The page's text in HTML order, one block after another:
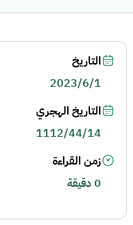
التاريخ
2023/6/1
التاريخ الهجري
1112/44/14
زمن القراءة
0 دقيقة